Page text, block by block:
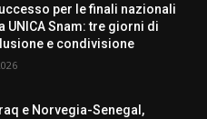
per le finali nazionali
UNICA Snam: tre giorni di
e condivisione
e Norvegia-Senegal,